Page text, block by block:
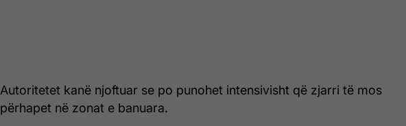
Autoritetet kanë njoftuar se po punohet intensivisht që zjarri të mos
përhapet në zonat e banuara.